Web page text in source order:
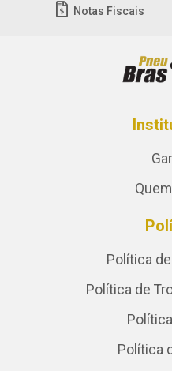
Notas Fiscais
Política
Política de
Política